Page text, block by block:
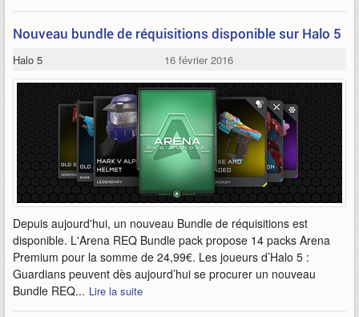
Nouveau bundle de réquisitions disponible sur Halo 5
Halo 5 16 février 2016
Depuis aujourd'hui, un nouveau Bundle de réquisitions est
disponible. L'Arena REQ Bundle pack propose 14 packs Arena
Premium pour la somme de 24,99€. Les joueurs d’Halo 5 :
Guardians peuvent dès aujourd’hui se procurer un nouveau
Bundle REQ... Lire la suite